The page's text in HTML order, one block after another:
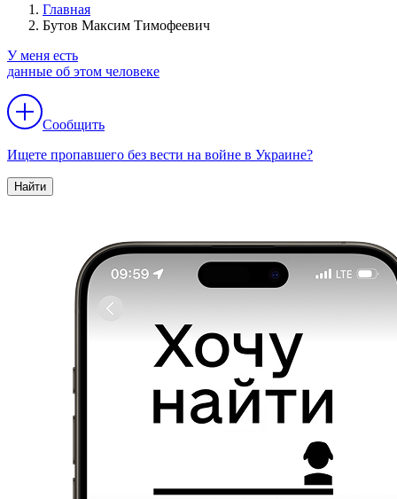
Главная
Бутов Максим Тимофеевич
У меня есть
данные об этом человеке
Сообщить
Ищете пропавшего без вести на войне в Украине?
Найти